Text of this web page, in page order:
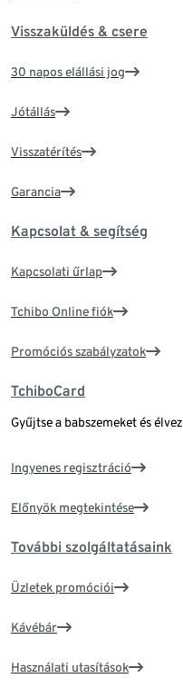
Visszaküldés & csere
30 napos elállási jog
Jótállás
Visszatérítés
Garancia
Kapcsolat & segítség
Kapcsolati űrlap
Tchibo Online fiók
Promóciós szabályzatok
TchiboCard
Gyűjtse a babszemeket és
Ingyenes regisztráció
Előnyök megtekintése
További szolgáltatásaink
Üzletek promóciói
Kávébár
Használati utasítások